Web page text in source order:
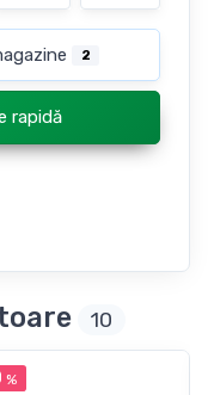
2
rapidă
10
%